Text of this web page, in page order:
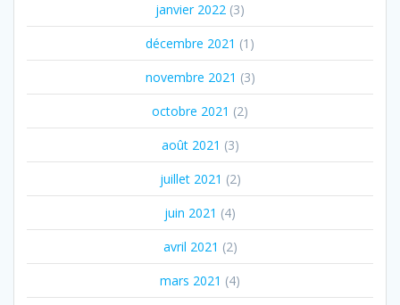
janvier 2022 (3)
décembre 2021 (1)
novembre 2021 (3)
octobre 2021 (2)
août 2021 (3)
juillet 2021 (2)
juin 2021 (4)
avril 2021 (2)
mars 2021 (4)